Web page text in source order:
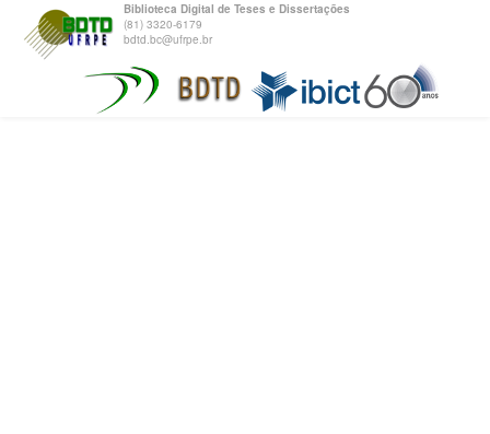
Biblioteca Digital de Teses e Dissertações
(81) 3320-6179
bdtd.bc@ufrpe.br